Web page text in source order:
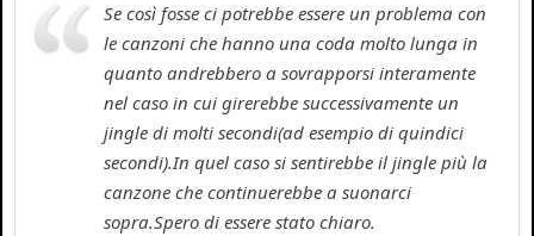
Se così fosse ci potrebbe essere un problema con
le canzoni che hanno una coda molto lunga in
quanto andrebbero a sovrapporsi interamente
nel caso in cui girerebbe successivamente un
jingle di molti secondi(ad esempio di quindici
secondi).In quel caso si sentirebbe il jingle più la
canzone che continuerebbe a suonarci
sopra.Spero di essere stato chiaro.